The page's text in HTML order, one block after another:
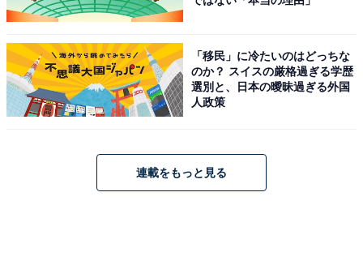
「移民」に冷たいのはどっちな
のか？ スイスの厳格過ぎる学歴
選別と、日本の曖昧過ぎる外国
人政策
連載をもっと見る